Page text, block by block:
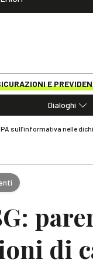
E
Dialoghi
sull’informativa nelle
di